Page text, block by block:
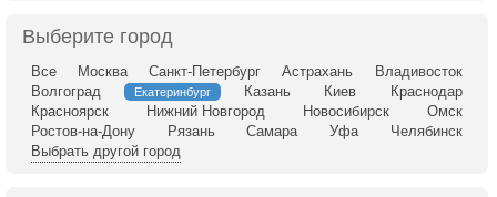
Выберите город
Все Москва Санкт-Петербург Астрахань
Владивосток
Волгоград
Екатеринбург Казань Киев
Краснодар
Красноярск
Нижний Новгород Новосибирск
Омск
Ростов-на-Дону
Рязань Самара Уфа
Челябинск
Выбрать другой город